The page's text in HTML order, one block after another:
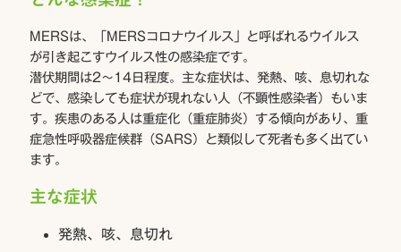
MERSは、「MERSコロナウイルス」と呼ばれるウイルス
が引き起こすウイルス性の感染症です。
潜伏期間は2〜14日程度。主な症状は、発熱、咳、息切れな
どで、感染しても症状が現れない人（不顕性感染者）もいま
す。疾患のある人は重症化（重症肺炎）する傾向があり、重
症急性呼吸器症候群（SARS）と類似して死者も多く出てい
ます。
主な症状
発熱、咳、息切れ